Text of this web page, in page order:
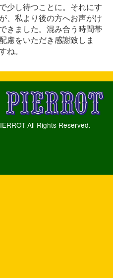
少し待つことに。それにす
、私より後の方へお声がけ
きました。混み合う時間帯
慮をいただき感謝致しま
ね。
All Rights Reserved.